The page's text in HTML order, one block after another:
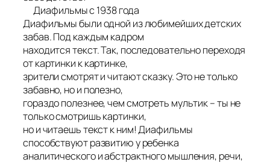
Диафильмы с 1938 года
Диафильмы были одной из любимейших детских
забав. Под каждым кадром
находится текст. Так, последовательно переходя
от картинки к картинке,
зрители смотрят и читают сказку. Это не только
забавно, но и полезно,
гораздо полезнее, чем смотреть мультик – ты не
только смотришь картинки,
но и читаешь текст к ним! Диафильмы
способствуют развитию у ребенка
аналитического и абстрактного мышления, речи,